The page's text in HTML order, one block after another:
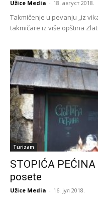
Užice Media - 18. август 2018.
Takmičenje u pevanju „iz
takmičare iz više opština
Turizam
STOPIĆA
posete
Užice Media - 16. јул 2018.